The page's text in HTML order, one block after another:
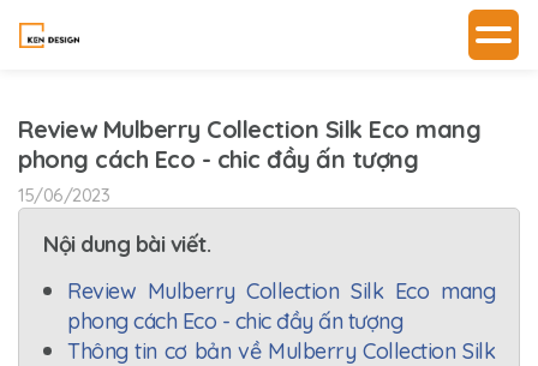
Review Mulberry Collection Silk Eco mang
phong cách Eco - chic đầy ấn tượng
15/06/2023
Nội dung bài viết.
Review Mulberry Collection Silk Eco mang
phong cách Eco - chic đầy ấn tượng
Thông tin cơ bản về Mulberry Collection Silk